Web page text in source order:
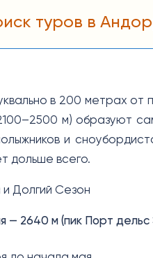
туров в
в 200 метрах
м) образуют
и
дольше всего.
Долгий Сезон
— 2640 м (пик Порт